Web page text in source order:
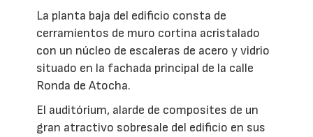
La planta baja del edificio consta de
cerramientos de muro cortina acristalado
con un núcleo de escaleras de acero y vidrio
situado en la fachada principal de la calle
Ronda de Atocha.
El auditórium, alarde de composites de un
gran atractivo sobresale del edificio en sus